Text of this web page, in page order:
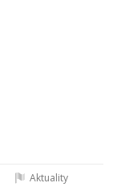
Aktuality